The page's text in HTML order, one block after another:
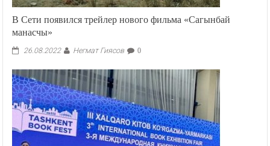
В Сети появился трейлер нового фильма «Сагынбай
манасчы»
26.08.2022 Негмат Гиясов 0